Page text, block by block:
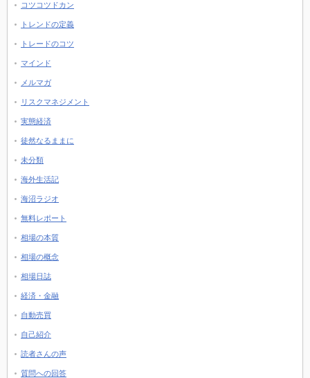
コツコツドカン
トレンドの定義
トレードのコツ
マインド
メルマガ
リスクマネジメント
実態経済
徒然なるままに
未分類
海外生活記
海沼ラジオ
無料レポート
相場の本質
相場の概念
相場日誌
経済・金融
自動売買
自己紹介
読者さんの声
質問への回答